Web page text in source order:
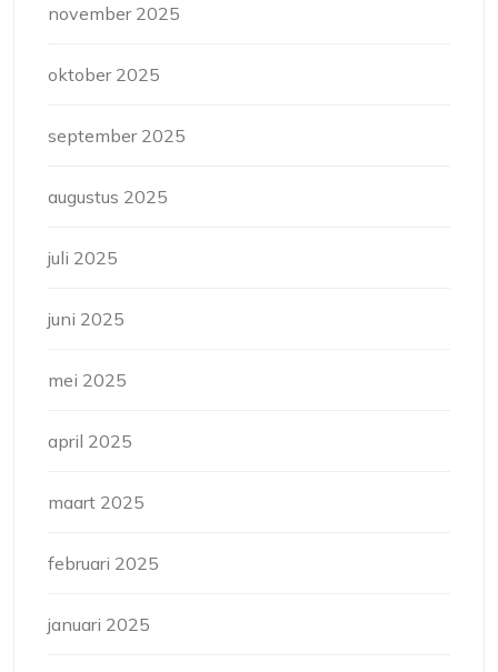
november 2025
oktober 2025
september 2025
augustus 2025
juli 2025
juni 2025
mei 2025
april 2025
maart 2025
februari 2025
januari 2025